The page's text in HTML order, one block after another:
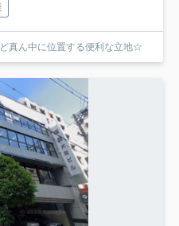
真ん中に位置する便利な立地☆